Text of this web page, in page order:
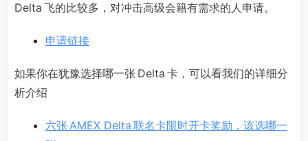
Delta 飞的比较多，对冲击高级会籍有需求的人申请。
申请链接
如果你在犹豫选择哪一张 Delta 卡，可以看我们的详细分
析介绍
六张 AMEX Delta 联名卡限时开卡奖励，该选哪一